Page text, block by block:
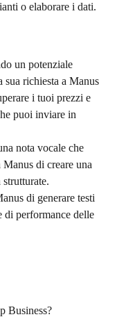
o elaborare i dati.
un potenziale
richiesta a Manus
i tuoi prezzi e
puoi inviare in
nota vocale che
di creare una
di generare testi
di performance delle
Business?